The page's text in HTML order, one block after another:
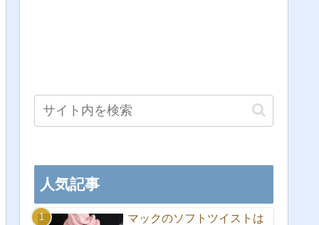
人気記事
マックのソフトツイストは